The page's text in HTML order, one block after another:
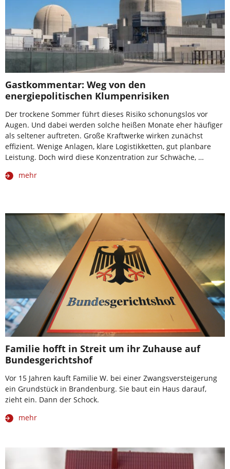
Gastkommentar: Weg von den
energiepolitischen Klumpenrisiken
Der trockene Sommer führt dieses Risiko schonungslos vor
Augen. Und dabei werden solche heißen Monate eher häufiger
als seltener auftreten. Große Kraftwerke wirken zunächst
effizient. Wenige Anlagen, klare Logistikketten, gut planbare
Leistung. Doch wird diese Konzentration zur Schwäche, …
mehr
Familie hofft in Streit um ihr Zuhause auf
Bundesgerichtshof
Vor 15 Jahren kauft Familie W. bei einer Zwangsversteigerung
ein Grundstück in Brandenburg. Sie baut ein Haus darauf,
zieht ein. Dann der Schock.
mehr